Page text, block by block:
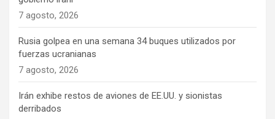
7 agosto, 2026
Rusia golpea en una semana 34 buques utilizados por
fuerzas ucranianas
7 agosto, 2026
Irán exhibe restos de aviones de EE.UU. y sionistas
derribados